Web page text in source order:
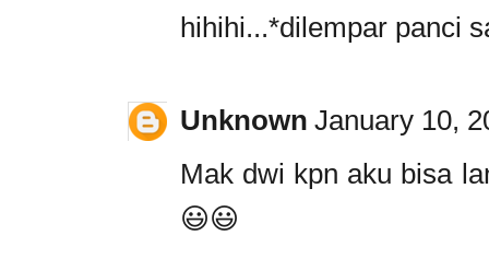
hihihi...*dilempar panci
Unknown January 10,
Mak dwi kpn aku bisa
😃😃